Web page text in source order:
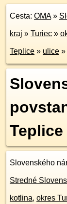
Cesta: OMA»
kraj » Turiec »
Teplice » ulice »
Teplice
Slovenského
Stredné
kotlina, okres